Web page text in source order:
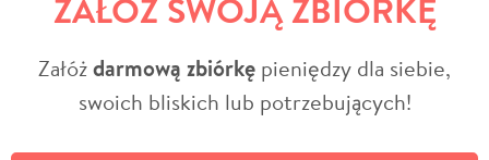
Załóżdarmową zbiórkę pieniędzy dla siebie,
swoich bliskich lub potrzebujących!